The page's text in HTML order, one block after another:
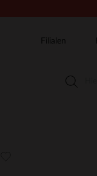
Filialen